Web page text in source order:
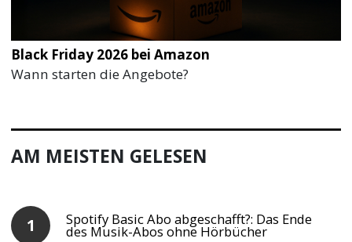
Black Friday 2026 bei Amazon
Wann starten die Angebote?
AM MEISTEN GELESEN
Spotify Basic Abo abgeschafft?: Das Ende
des Musik-Abos ohne Hörbücher